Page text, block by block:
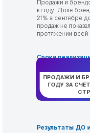
Продажи и
к году. Доля
21% в сентябре
продаж не
протяжении всей
Сроки
01.09.2025 —
Результаты ДО
ПРОДАЖИ И
ГОДУ ЗА